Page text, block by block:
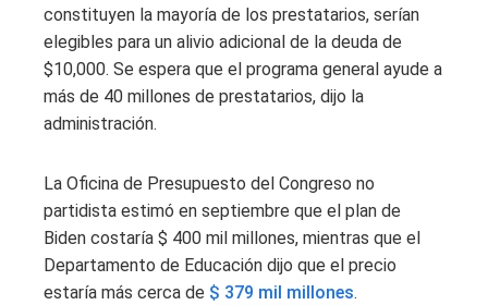
constituyen la mayoría de los prestatarios, serían
elegibles para un alivio adicional de la deuda de
$10,000. Se espera que el programa general ayude a
más de 40 millones de prestatarios, dijo la
administración.
La Oficina de Presupuesto del Congreso no
partidista estimó en septiembre que el plan de
Biden costaría $ 400 mil millones, mientras que el
Departamento de Educación dijo que el precio
estaría más cerca de $ 379 mil millones.